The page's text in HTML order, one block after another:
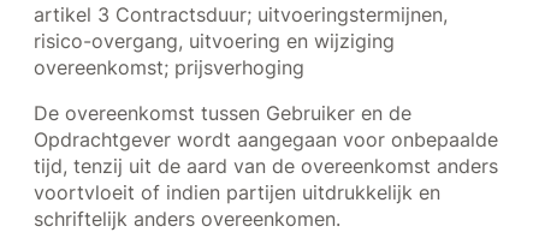
artikel 3 Contractsduur; uitvoeringstermijnen,
risico-overgang, uitvoering en wijziging
overeenkomst; prijsverhoging
De overeenkomst tussen Gebruiker en de
Opdrachtgever wordt aangegaan voor onbepaalde
tijd, tenzij uit de aard van de overeenkomst anders
voortvloeit of indien partijen uitdrukkelijk en
schriftelijk anders overeenkomen.